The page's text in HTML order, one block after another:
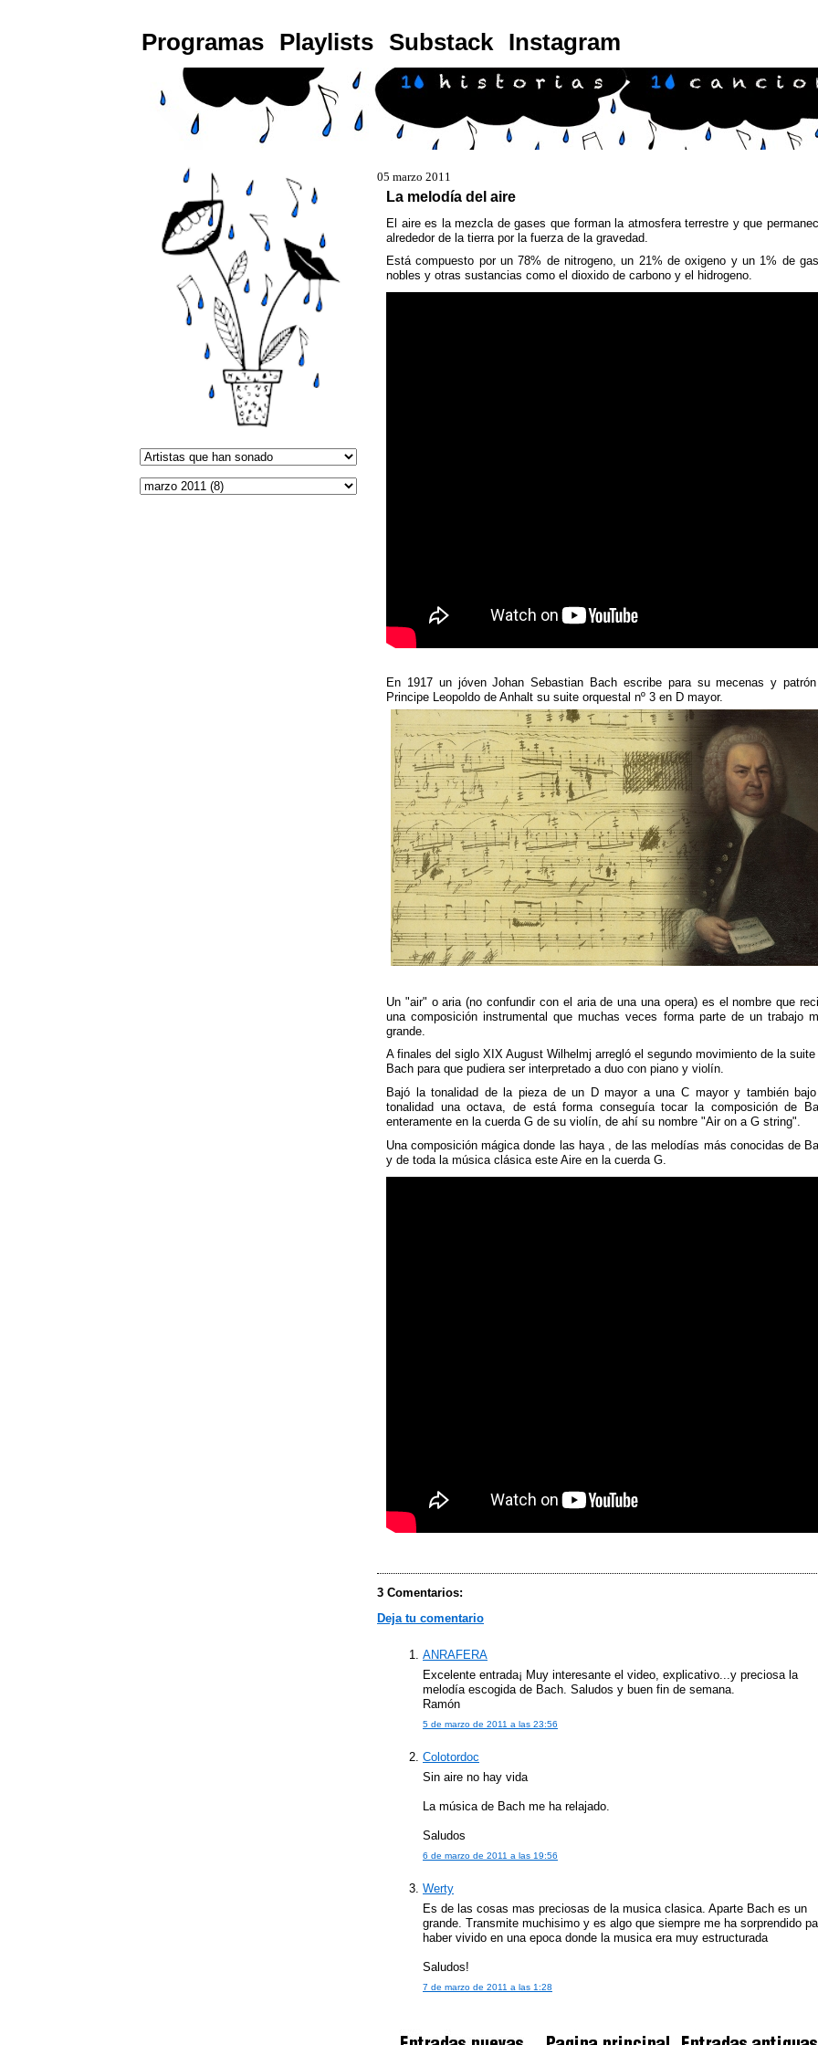
Programas Playlists Substack Instagram
05 marzo 2011
La melodía del aire
El aire es la mezcla de gases que forman la atmosfera terrestre y que
alrededor de la tierra por la fuerza de la gravedad.
Está compuesto por un 78% de nitrogeno, un 21% de oxigeno y un 1% de
nobles y otras sustancias como el dioxido de carbono y el hidrogeno.
En 1917 un jóven Johan Sebastian Bach escribe para su mecenas y
Principe Leopoldo de Anhalt su suite orquestal nº 3 en D mayor.
Un "air" o aria (no confundir con el aria de una una opera) es el nombre que
una composición instrumental que muchas veces forma parte de un trabajo
grande.
A finales del siglo XIX August Wilhelmj arregló el segundo movimiento de la suite
Bach para que pudiera ser interpretado a duo con piano y violín.
Bajó la tonalidad de la pieza de un D mayor a una C mayor y también
tonalidad una octava, de está forma conseguía tocar la composición de
enteramente en la cuerda G de su violín, de ahí su nombre "Air on a G string".
Una composición mágica donde las haya , de las melodías más conocidas de
y de toda la música clásica este Aire en la cuerda G.
3 Comentarios:
Deja tu comentario
ANRAFERA
Excelente entrada¡ Muy interesante el video, explicativo...y preciosa la
melodía escogida de Bach. Saludos y buen fin de semana.
Ramón
5 de marzo de 2011 a las 23:56
Colotordoc
Sin aire no hay vida
La música de Bach me ha relajado.
Saludos
6 de marzo de 2011 a las 19:56
Werty
Es de las cosas mas preciosas de la musica clasica. Aparte Bach es un
grande. Transmite muchisimo y es algo que siempre me ha sorprendido
haber vivido en una epoca donde la musica era muy estructurada
Saludos!
7 de marzo de 2011 a las 1:28